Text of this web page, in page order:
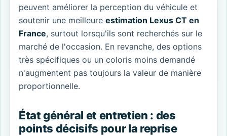
peuvent améliorer la perception du véhicule et
soutenir une meilleure estimation Lexus CT en
France, surtout lorsqu'ils sont recherchés sur le
marché de l'occasion. En revanche, des options
très spécifiques ou un coloris moins demandé
n'augmentent pas toujours la valeur de manière
proportionnelle.
État général et entretien : des
points décisifs pour la reprise